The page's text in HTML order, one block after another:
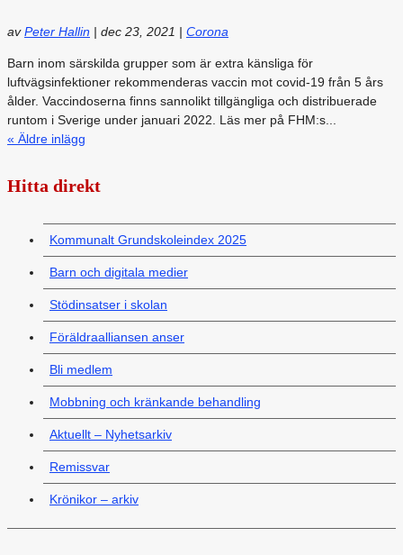
avPeter Hallin | dec 23, 2021 | Corona
Barn inom särskilda grupper som är extra känsliga för
luftvägsinfektioner rekommenderas vaccin mot covid-19 från 5 års
ålder. Vaccindoserna finns sannolikt tillgängliga och distribuerade
runtom i Sverige under januari 2022. Läs mer på FHM:s...
« Äldre inlägg
Hitta direkt
Kommunalt Grundskoleindex 2025
Barn och digitala medier
Stödinsatser i skolan
Föräldraalliansen anser
Bli medlem
Mobbning och kränkande behandling
Aktuellt – Nyhetsarkiv
Remissvar
Krönikor – arkiv